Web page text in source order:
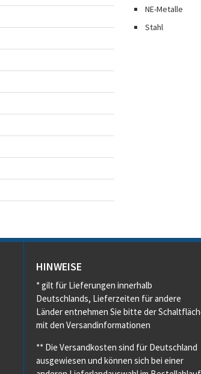
NE-Metalle
Stahl
HINWEISE
* gilt für Lieferungen innerhalb
Deutschlands, Lieferzeiten für andere
Länder entnehmen Sie bitte der
mit den Versandinformationen
** Die Versandkosten sind für Deutschland
ausgewiesen und können sich bei einer